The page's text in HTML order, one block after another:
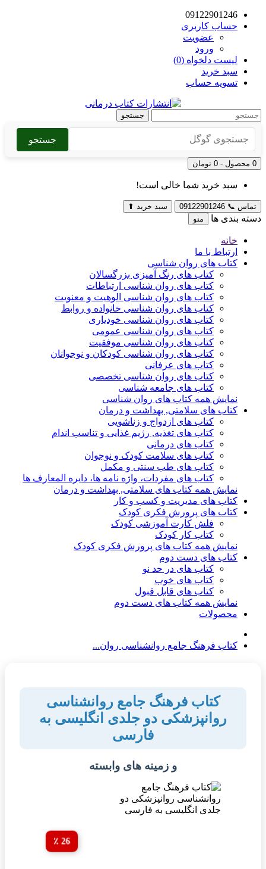
09122901246
حساب کاربری
عضویت
ورود
لیست دلخواه (0)
سبد خرید
تسویه حساب
جستجو
جستجو
0 محصول - 0 تومان
سبد خرید شما خالی است!
تماس 📞
09122901246 سبد خرید ⬆
دسته بندی ها منو
خانه
ارتباط با ما
کتاب های روان شناسی
کتاب های رنگ آمیزی بزرگسالان
کتاب های روان شناسی ارتباطات
کتاب های روان شناسی الوهیت و معنویت
کتاب های روان شناسی خانواده و روابط
کتاب های روان شناسی خودیاری
کتاب های روان شناسی عمومی
کتاب های روان شناسی موفقیت
کتاب های روان شناسی کودکان و نوجوانان
کتاب های عرفانی
کتاب های روان شناسی تخصصی
کتاب های جامعه شناسی
نمایش همه کتاب های روان شناسی
کتاب های سلامتی, بهداشت و درمان
کتاب های ازدواج و زناشویی
کتاب های تغذیه, رژیم غذایی و تناسب اندام
کتاب های درمانی
کتاب های سلامت کودک و نوجوان
کتاب های طب سنتی و مکمل
کتاب های مفردات، واژه نامه ها، دایره المعارف ها
نمایش همه کتاب های سلامتی, بهداشت و درمان
کتاب های مدیریت و کسب و کار
کتاب های پرورش فکری کودک
فلش کارت آموزشی کودک
کتاب کار کودک
نمایش همه کتاب های پرورش فکری کودک
کتاب های دست دوم
کتاب های در حد نو
کتاب های خوب
کتاب های قابل قبول
نمایش همه کتاب های دست دوم
محصولات
کتاب فرهنگ جامع روانشناسی روان...
کتاب فرهنگ جامع روانشناسی
روانپزشکی دو جلدی انگلیسی به
فارسی
و زمینه های وابسته
26 ٪